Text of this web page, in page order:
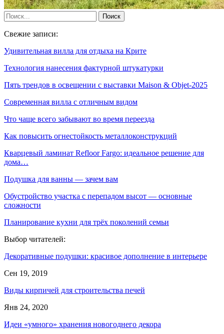
Свежие записи:
Удивительная вилла для отдыха на Крите
Технология нанесения фактурной штукатурки
Пять трендов в освещении с выставки Maison & Objet-2025
Современная вилла с отличным видом
Что чаще всего забывают во время переезда
Как повысить огнестойкость металлоконструкций
Кварцевый ламинат Refloor Fargo: идеальное решение для
дома…
Подушка для ванны — зачем вам
Обустройство участка с перепадом высот — основные
сложности
Планирование кухни для трёх поколений семьи
Выбор читателей:
Декоративные подушки: красивое дополнение в интерьере
Сен 19, 2019
Виды кирпичей для строительства печей
Янв 24, 2020
Идеи «умного» хранения новогоднего декора